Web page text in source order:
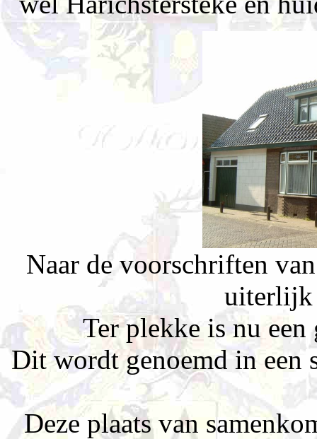
Naar de voorschriften
uiterlijk
Ter plekke is nu
Dit wordt genoemd in een
Deze plaats van